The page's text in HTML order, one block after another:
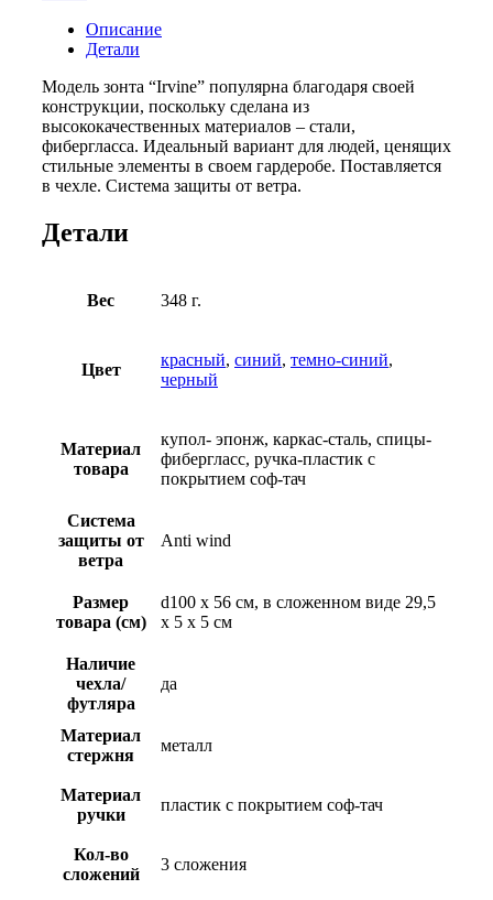
Описание
Детали
Модель зонта “Irvine” популярна благодаря своей
конструкции, поскольку сделана из
высококачественных материалов – стали,
фибергласса. Идеальный вариант для людей, ценящих
стильные элементы в своем гардеробе. Поставляется
в чехле. Система защиты от ветра.
Детали
Вес 348 г.
Цвет
красный, синий, темно-синий,
черный
Материал
товара
купол- эпонж, каркас-сталь, спицы-
фибергласс, ручка-пластик с
покрытием соф-тач
Система
защиты от
ветра
Anti wind
Размер
товара (см)
d100 х 56 см, в сложенном виде 29,5
х 5 х 5 см
Наличие
чехла/
футляра
да
Материал
стержня
металл
Материал
ручки
пластик с покрытием соф-тач
Кол-во
сложений
3 сложения